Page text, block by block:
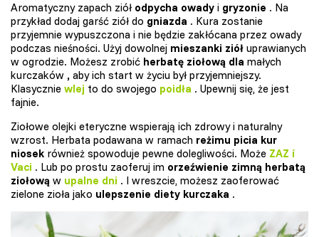
Aromatyczny zapach ziół odpycha owady i gryzonie . Na
przykład dodaj garść ziół do gniazda . Kura zostanie
przyjemnie wypuszczona i nie będzie zakłócana przez owady
podczas nieśności. Użyj dowolnej mieszanki ziół uprawianych
w ogrodzie. Możesz zrobić herbatę ziołową dla małych
kurczaków , aby ich start w życiu był przyjemniejszy.
Klasycznie wlej to do swojego poidła . Upewnij się, że jest
fajnie.
Ziołowe olejki eteryczne wspierają ich zdrowy i naturalny
wzrost. Herbata podawana w ramach reżimu picia kur
niosek również spowoduje pewne dolegliwości. Może ZAZ í
Vaci . Lub po prostu zaoferuj im orzeźwienie zimną herbatą
ziołową w upalne dni . I wreszcie, możesz zaoferować
zielone zioła jako ulepszenie diety kurczaka .